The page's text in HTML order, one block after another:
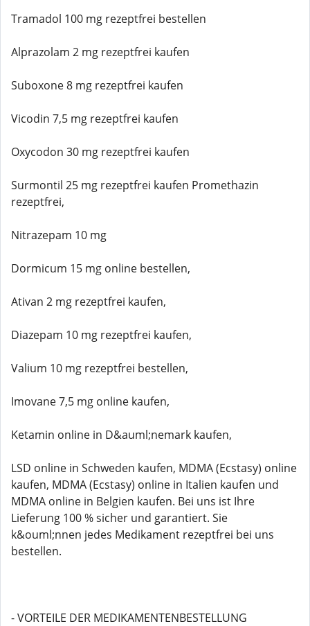
Tramadol 100 mg rezeptfrei bestellen
Alprazolam 2 mg rezeptfrei kaufen
Suboxone 8 mg rezeptfrei kaufen
Vicodin 7,5 mg rezeptfrei kaufen
Oxycodon 30 mg rezeptfrei kaufen
Surmontil 25 mg rezeptfrei kaufen Promethazin
rezeptfrei,
Nitrazepam 10 mg
Dormicum 15 mg online bestellen,
Ativan 2 mg rezeptfrei kaufen,
Diazepam 10 mg rezeptfrei kaufen,
Valium 10 mg rezeptfrei bestellen,
Imovane 7,5 mg online kaufen,
Ketamin online in D&auml;nemark kaufen,
LSD online in Schweden kaufen, MDMA (Ecstasy) online
kaufen, MDMA (Ecstasy) online in Italien kaufen und
MDMA online in Belgien kaufen. Bei uns ist Ihre
Lieferung 100 % sicher und garantiert. Sie
k&ouml;nnen jedes Medikament rezeptfrei bei uns
bestellen.
- VORTEILE DER MEDIKAMENTENBESTELLUNG